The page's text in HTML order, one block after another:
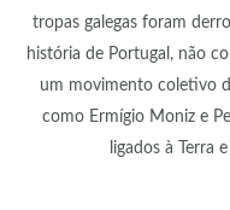
tropas galegas foram
história de Portugal, não
um movimento coletivo
como Ermígio Moniz e
ligados à Terra